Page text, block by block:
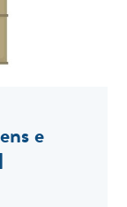
e